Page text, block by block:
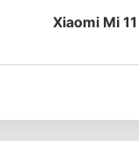
Xiaomi Mi